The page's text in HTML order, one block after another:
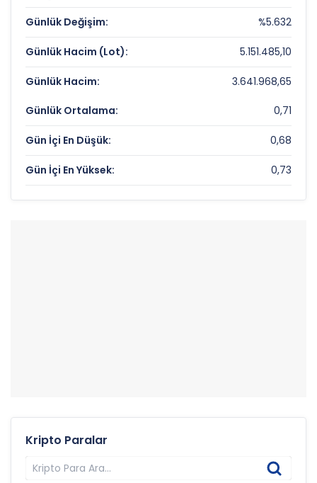
Günlük Değişim: %5.632
Günlük Hacim (Lot): 5.151.485,10
Günlük Hacim: 3.641.968,65
Günlük Ortalama: 0,71
Gün İçi En Düşük: 0,68
Gün İçi En Yüksek: 0,73
Kripto Paralar